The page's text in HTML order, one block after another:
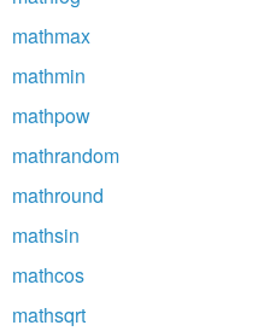
mathmax
mathmin
mathpow
mathrandom
mathround
mathsin
mathcos
mathsqrt